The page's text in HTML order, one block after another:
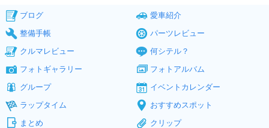
ブログ
愛車紹介
整備手帳
パーツレビュー
クルマレビュー
何シテル？
フォトギャラリー
フォトアルバム
グループ
イベントカレンダー
ラップタイム
おすすめスポット
まとめ
クリップ